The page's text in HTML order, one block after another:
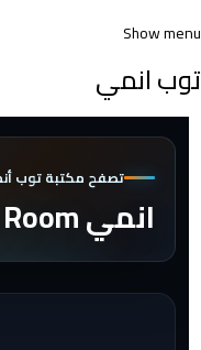
Show menu
توب انمي
تصفح مكتبة توب
انمي One Room مدبلج